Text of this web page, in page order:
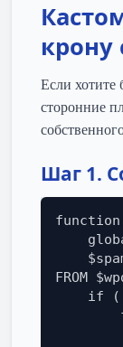
Если хотите
сторонние
Шаг 1.
function
FROM